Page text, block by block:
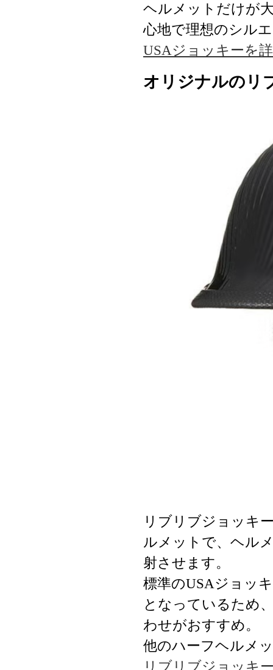
ヘルメットだけが
心地で理想のシル
USAジョッキーを
オリジナルのリ
リブリブジョッキ
ルメットで、ヘル
射させます。
標準のUSAジョッ
となっているため
わせがおすすめ。
他のハーフヘルメ
リブリブジョッキ